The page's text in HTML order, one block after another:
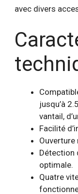
avec divers
jusqu’à
vantail,
Facilité
Ouverture
Détection
optimale.
Quatre